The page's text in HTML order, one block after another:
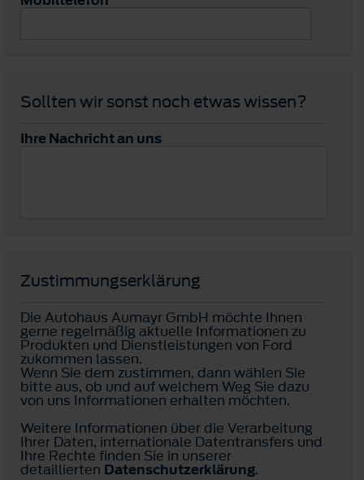
Sollten wir sonst noch etwas wissen?
Ihre Nachricht an uns
Zustimmungserklärung
Die Autohaus Aumayr GmbH möchte Ihnen
gerne regelmäßig aktuelle Informationen zu
Produkten und Dienstleistungen von Ford
zukommen lassen.
Wenn Sie dem zustimmen, dann wählen Sie
bitte aus, ob und auf welchem Weg Sie dazu
von uns Informationen erhalten möchten.
Weitere Informationen über die Verarbeitung
Ihrer Daten, internationale Datentransfers und
Ihre Rechte finden Sie in unserer
detaillierten Datenschutzerklärung.